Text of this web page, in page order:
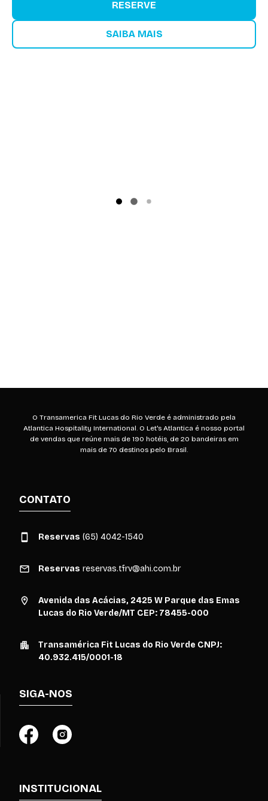
RESERVE
SAIBA MAIS
O Transamerica Fit Lucas do Rio Verde é administrado pela
Atlantica Hospitality International. O Let's Atlantica é nosso portal
de vendas que reúne mais de 190 hotéis, de 20 bandeiras em
mais de 70 destinos pelo Brasil.
CONTATO
Reservas (65) 4042-1540
Reservas reservas.tfrv@ahi.com.br
Avenida das Acácias, 2425 W Parque das Emas
Lucas do Rio Verde/MT CEP: 78455-000
Transamérica Fit Lucas do Rio Verde CNPJ:
40.932.415/0001-18
SIGA-NOS
INSTITUCIONAL